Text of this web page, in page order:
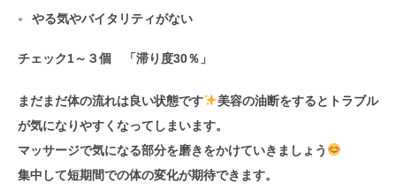
やる気やバイタリティがない
チェック1～３個 「滞り度30％」
まだまだ体の流れは良い状態です
美容の油断をするとトラブル
が気になりやすくなってしまいます。
マッサージで気になる部分を磨きをかけていきましょう
集中して短期間での体の変化が期待できます。